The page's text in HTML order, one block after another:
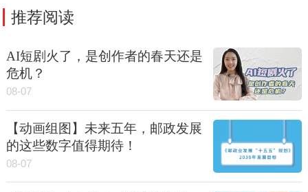
推荐阅读
AI短剧火了，是创作者的春天还是
危机？
08-07
【动画组图】未来五年，邮政发展
的这些数字值得期待！
08-07